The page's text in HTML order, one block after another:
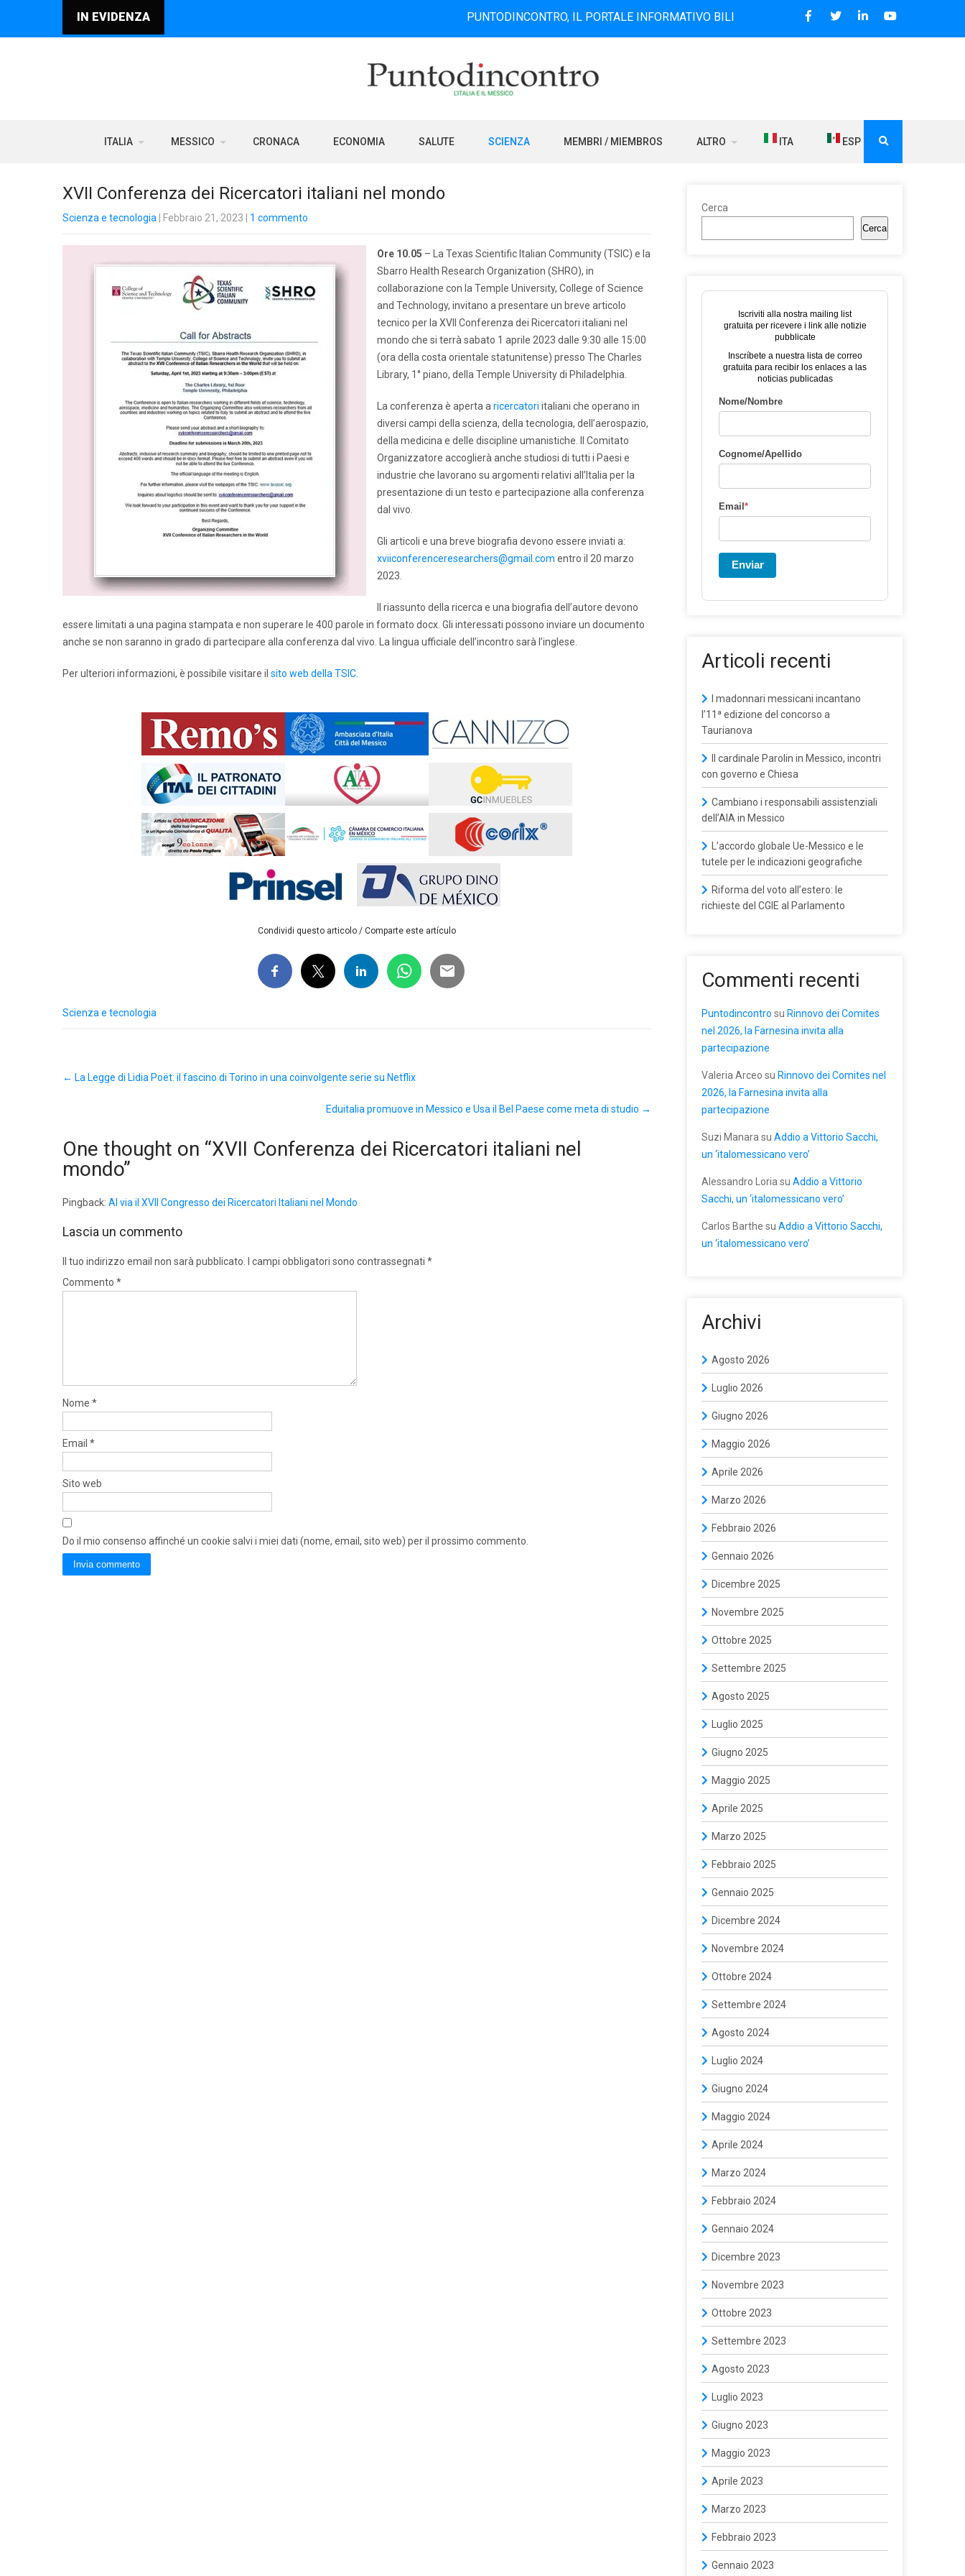
IN EVIDENZA PUNTODINCONTRO, IL PORTALE INFORMATIVO BILINGUE CHE DAL 2006 DIFFONDE NOTIZIE SUI
ITALIA MESSICO CRONACA ECONOMIA SALUTE SCIENZA MEMBRI / MIEMBROS ALTRO ITA ESP
XVII Conferenza dei Ricercatori italiani nel mondo
Scienza e tecnologia | Febbraio 21, 2023 1 commento
Ore 10.05 – La Texas Scientific Italian Community (TSIC) e la
Sbarro Health Research Organization (SHRO), in
collaborazione con la Temple University, College of Science
and Technology, invitano a presentare un breve articolo
tecnico per la XVII Conferenza dei Ricercatori italiani nel
mondo che si terrà sabato 1 aprile 2023 dalle 9:30 alle 15:00
(ora della costa orientale statunitense) presso The Charles
Library, 1° piano, della Temple University di Philadelphia.
La conferenza è aperta a ricercatori italiani che operano in
diversi campi della scienza, della tecnologia, dell’aerospazio,
della medicina e delle discipline umanistiche. Il Comitato
Organizzatore accoglierà anche studiosi di tutti i Paesi e
industrie che lavorano su argomenti relativi all’Italia per la
presentazione di un testo e partecipazione alla conferenza
dal vivo.
Gli articoli e una breve biografia devono essere inviati a:
xviiconferenceresearchers@gmail.com entro il 20 marzo
2023.
Il riassunto della ricerca e una biografia dell’autore devono
essere limitati a una pagina stampata e non superare le 400 parole in formato docx. Gli interessati possono inviare un documento
anche se non saranno in grado di partecipare alla conferenza dal vivo. La lingua ufficiale dell’incontro sarà l’inglese.
Per ulteriori informazioni, è possibile visitare il sito web della TSIC
Condividi questo articolo / Comparte este artículo
Scienza e tecnologia
navigation
← La Legge di Lidia Poët: il fascino di Torino in una coinvolgente serie su Netflix
Eduitalia promuove in Messico e Usa il Bel Paese come meta di studio →
One thought on “XVII Conferenza dei Ricercatori italiani nel
mondo”
Pingback: Al via il XVII Congresso dei Ricercatori Italiani nel Mondo
Lascia un commento
Il tuo indirizzo email non sarà pubblicato. I campi obbligatori sono contrassegnati *
Commento *
Nome *
Email *
Sito web
Do il mio consenso affinché un cookie salvi i miei dati (nome, email, sito web) per il prossimo commento.
Cerca
Cerca
Iscriviti alla nostra mailing list
gratuita per ricevere i link alle notizie
pubblicate
Inscríbete a nuestra lista de correo
gratuita para recibir los enlaces a las
noticias publicadas
Nome/Nombre
Cognome/Apellido
Email *
Enviar
Articoli recenti
I madonnari messicani incantano
l’11ª edizione del concorso a
Taurianova
Il cardinale Parolin in Messico, incontri
con governo e Chiesa
Cambiano i responsabili assistenziali
dell’AIA in Messico
L’accordo globale Ue-Messico e le
tutele per le indicazioni geografiche
Riforma del voto all’estero: le
richieste del CGIE al Parlamento
Commenti recenti
Puntodincontro su Rinnovo dei Comites
nel 2026, la Farnesina invita alla
partecipazione
Valeria Arceo su Rinnovo dei Comites nel
2026, la Farnesina invita alla
partecipazione
Suzi Manara su Addio a Vittorio Sacchi,
un ‘italomessicano vero’
Alessandro Loria su Addio a Vittorio
Sacchi, un ‘italomessicano vero’
Carlos Barthe su Addio a Vittorio Sacchi,
un ‘italomessicano vero’
Archivi
Agosto 2026
Luglio 2026
Giugno 2026
Maggio 2026
Aprile 2026
Marzo 2026
Febbraio 2026
Gennaio 2026
Dicembre 2025
Novembre 2025
Ottobre 2025
Settembre 2025
Agosto 2025
Luglio 2025
Giugno 2025
Maggio 2025
Aprile 2025
Marzo 2025
Febbraio 2025
Gennaio 2025
Dicembre 2024
Novembre 2024
Ottobre 2024
Settembre 2024
Agosto 2024
Luglio 2024
Giugno 2024
Maggio 2024
Aprile 2024
Marzo 2024
Febbraio 2024
Gennaio 2024
Dicembre 2023
Novembre 2023
Ottobre 2023
Settembre 2023
Agosto 2023
Luglio 2023
Giugno 2023
Maggio 2023
Aprile 2023
Marzo 2023
Febbraio 2023
Gennaio 2023